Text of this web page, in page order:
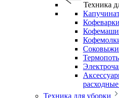
Техника
Кофеварки
Техника для уборки